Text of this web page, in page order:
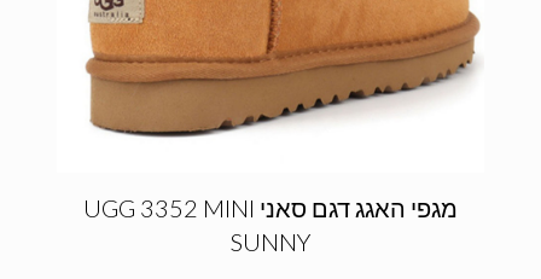
מגפי האגג דגם סאני UGG 3352 MINI
SUNNY